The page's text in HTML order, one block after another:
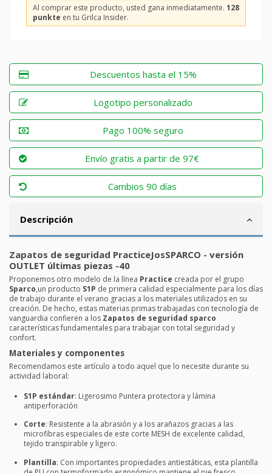
Al comprar este producto, usted gana inmediatamente. 128
punkte en tu Grilca Insider.
Descuentos hasta el 15%
Logotipo personalizado
Pago 100% seguro
Envío gratis a partir de 97€
Cambios 90 días
Descripción
Zapatos de seguridad PracticeJosSPARCO - versión
OUTLET últimas piezas -40
Proponemos otro modelo de la línea Practice creada por el grupo
Sparco,un producto S1P de primera calidad especialmente para los días
de trabajo durante el verano gracias a los materiales utilizados en su
creación. De hecho, estas materias primas trabajadas con tecnología de
vanguardia confieren a los Zapatos de seguridad sparco
características fundamentales para trabajar con total seguridad y
confort.
Materiales y componentes
Recomendamos este artículo a todo aquel que lo necesite durante su
actividad laboral:
S1P estándar: Ligerosimo Puntera protectora y lámina
antiperforación
Corte: Resistente a la abrasión y a los arañazos gracias a las
microfibras especiales de este corte MESH de excelente calidad,
tejido transpirable y ligero.
Plantilla: Con importantes propiedades antiestáticas, esta plantilla